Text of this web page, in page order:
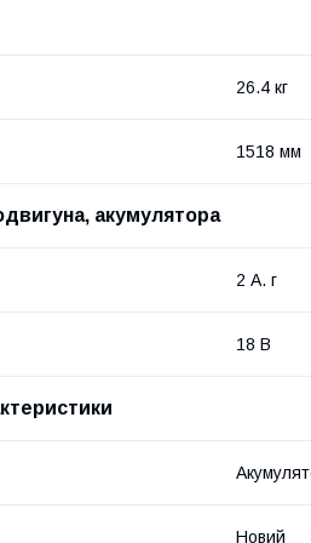
26.4 кг
1518 мм
акумулятора
2 А. г
18 В
Новий